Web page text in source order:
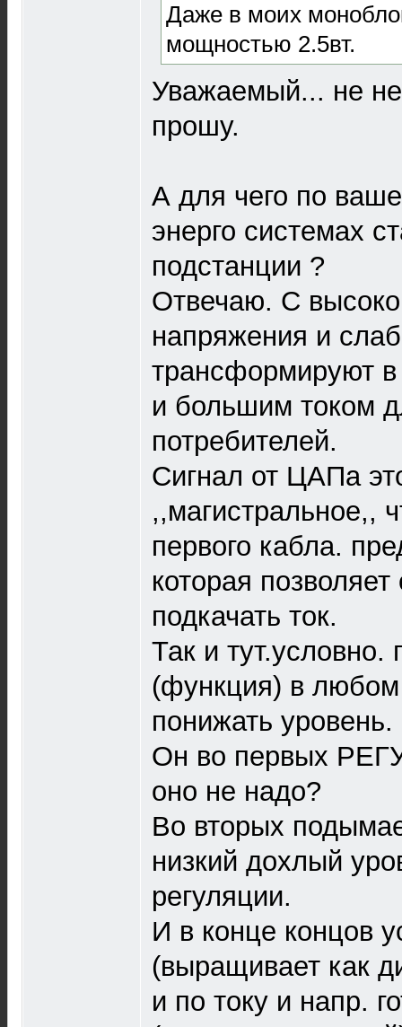
Даже в моих
мощностью 2.5вт.
Уважаемый... не
прошу.
А для чего по
энерго системах
подстанции ?
Отвечаю. С
напряжения и
трансформируют
и большим током
потребителей.
Сигнал от ЦАПа
,,магистральное,,
первого кабла.
которая позволяет
подкачать ток.
Так и тут.условно.
(функция) в любом
понижать уровень.
Он во первых
оно не надо?
Во вторых
низкий дохлый
регуляции.
И в конце концов
(выращивает как
и по току и напр.